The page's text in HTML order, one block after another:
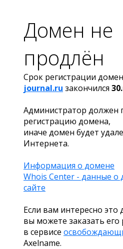
Домен не
продлён
Срок регистрации
journal.ru закончился
Администратор должен
регистрацию домена,
иначе домен будет
Интернета.
Информация о домене
Whois Center - данные о
сайте
Если вам интересно
вы можете заказать
в сервисе
Axelname.